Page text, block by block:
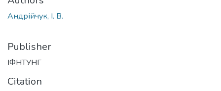
Андрійчук, І. В.
Publisher
ІФНТУНГ
Citation